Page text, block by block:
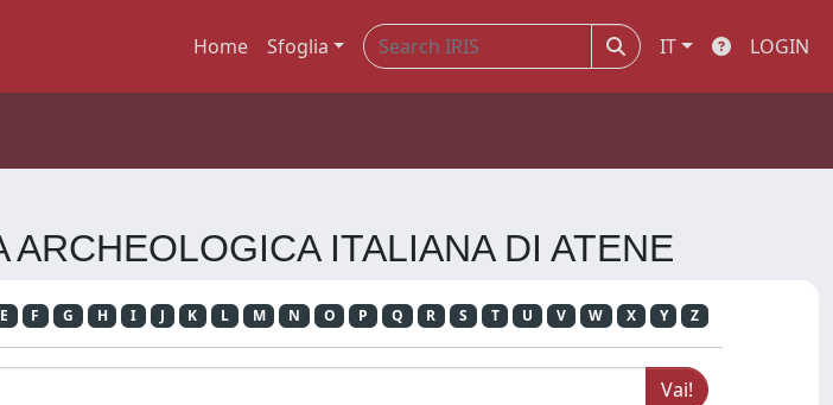
Home Sfoglia IT LOGIN
ITALIANA DI ATENE
E F G H I J K L M N O P Q R S T U V W X Y Z